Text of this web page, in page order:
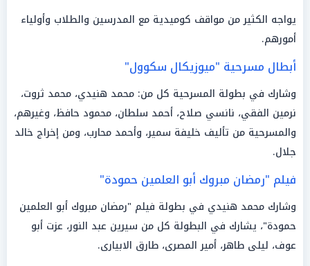
يواجه الكثير من مواقف كوميدية مع المدرسين والطلاب وأولياء
أمورهم.
أبطال مسرحية "ميوزيكال سكوول"
وشارك في بطولة المسرحية كل من: محمد هنيدي، محمد ثروت،
نرمين الفقي، نانسي صلاح، أحمد سلطان، محمود حافظ، وغيرهم،
والمسرحية من تأليف خليفة سمير، وأحمد محارب، ومن إخراج خالد
جلال.
فيلم "رمضان مبروك أبو العلمين حمودة"
وشارك محمد هنيدي في بطولة فيلم "رمضان مبروك أبو العلمين
حمودة"، يشارك في البطولة كل من سيرين عبد النور، عزت أبو
عوف، ليلى طاهر، أمير المصرى، طارق الابيارى.